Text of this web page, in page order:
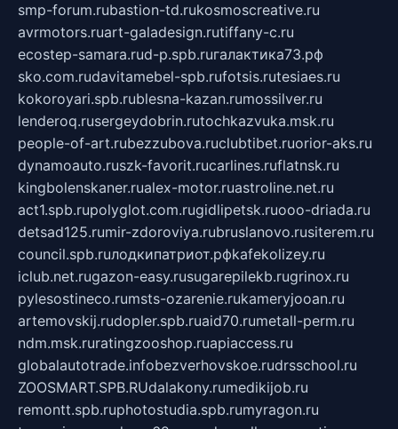
smp-forum.rubastion-td.rukosmoscreative.ru
avrmotors.ruart-galadesign.rutiffany-c.ru
ecostep-samara.rud-p.spb.ruгалактика73.рф
sko.com.rudavitamebel-spb.rufotsis.rutesiaes.ru
kokoroyari.spb.rublesna-kazan.rumossilver.ru
lenderoq.rusergeydobrin.rutochkazvuka.msk.ru
people-of-art.rubezzubova.ruclubtibet.ruorior-aks.ru
dynamoauto.ruszk-favorit.rucarlines.ruflatnsk.ru
kingbolenskaner.rualex-motor.ruastroline.net.ru
act1.spb.rupolyglot.com.rugidlipetsk.ruooo-driada.ru
detsad125.rumir-zdoroviya.rubruslanovo.rusiterem.ru
council.spb.ruлодкипатриот.рфkafekolizey.ru
iclub.net.rugazon-easy.rusugarepilekb.rugrinox.ru
pylesostineco.rumsts-ozarenie.rukameryjooan.ru
artemovskij.rudopler.spb.ruaid70.rumetall-perm.ru
ndm.msk.ruratingzooshop.ruapiaccess.ru
globalautotrade.infobezverhovskoe.rudrsschool.ru
ZOOSMART.SPB.RUdalakony.rumedikijob.ru
remontt.spb.ruphotostudia.spb.rumyragon.ru